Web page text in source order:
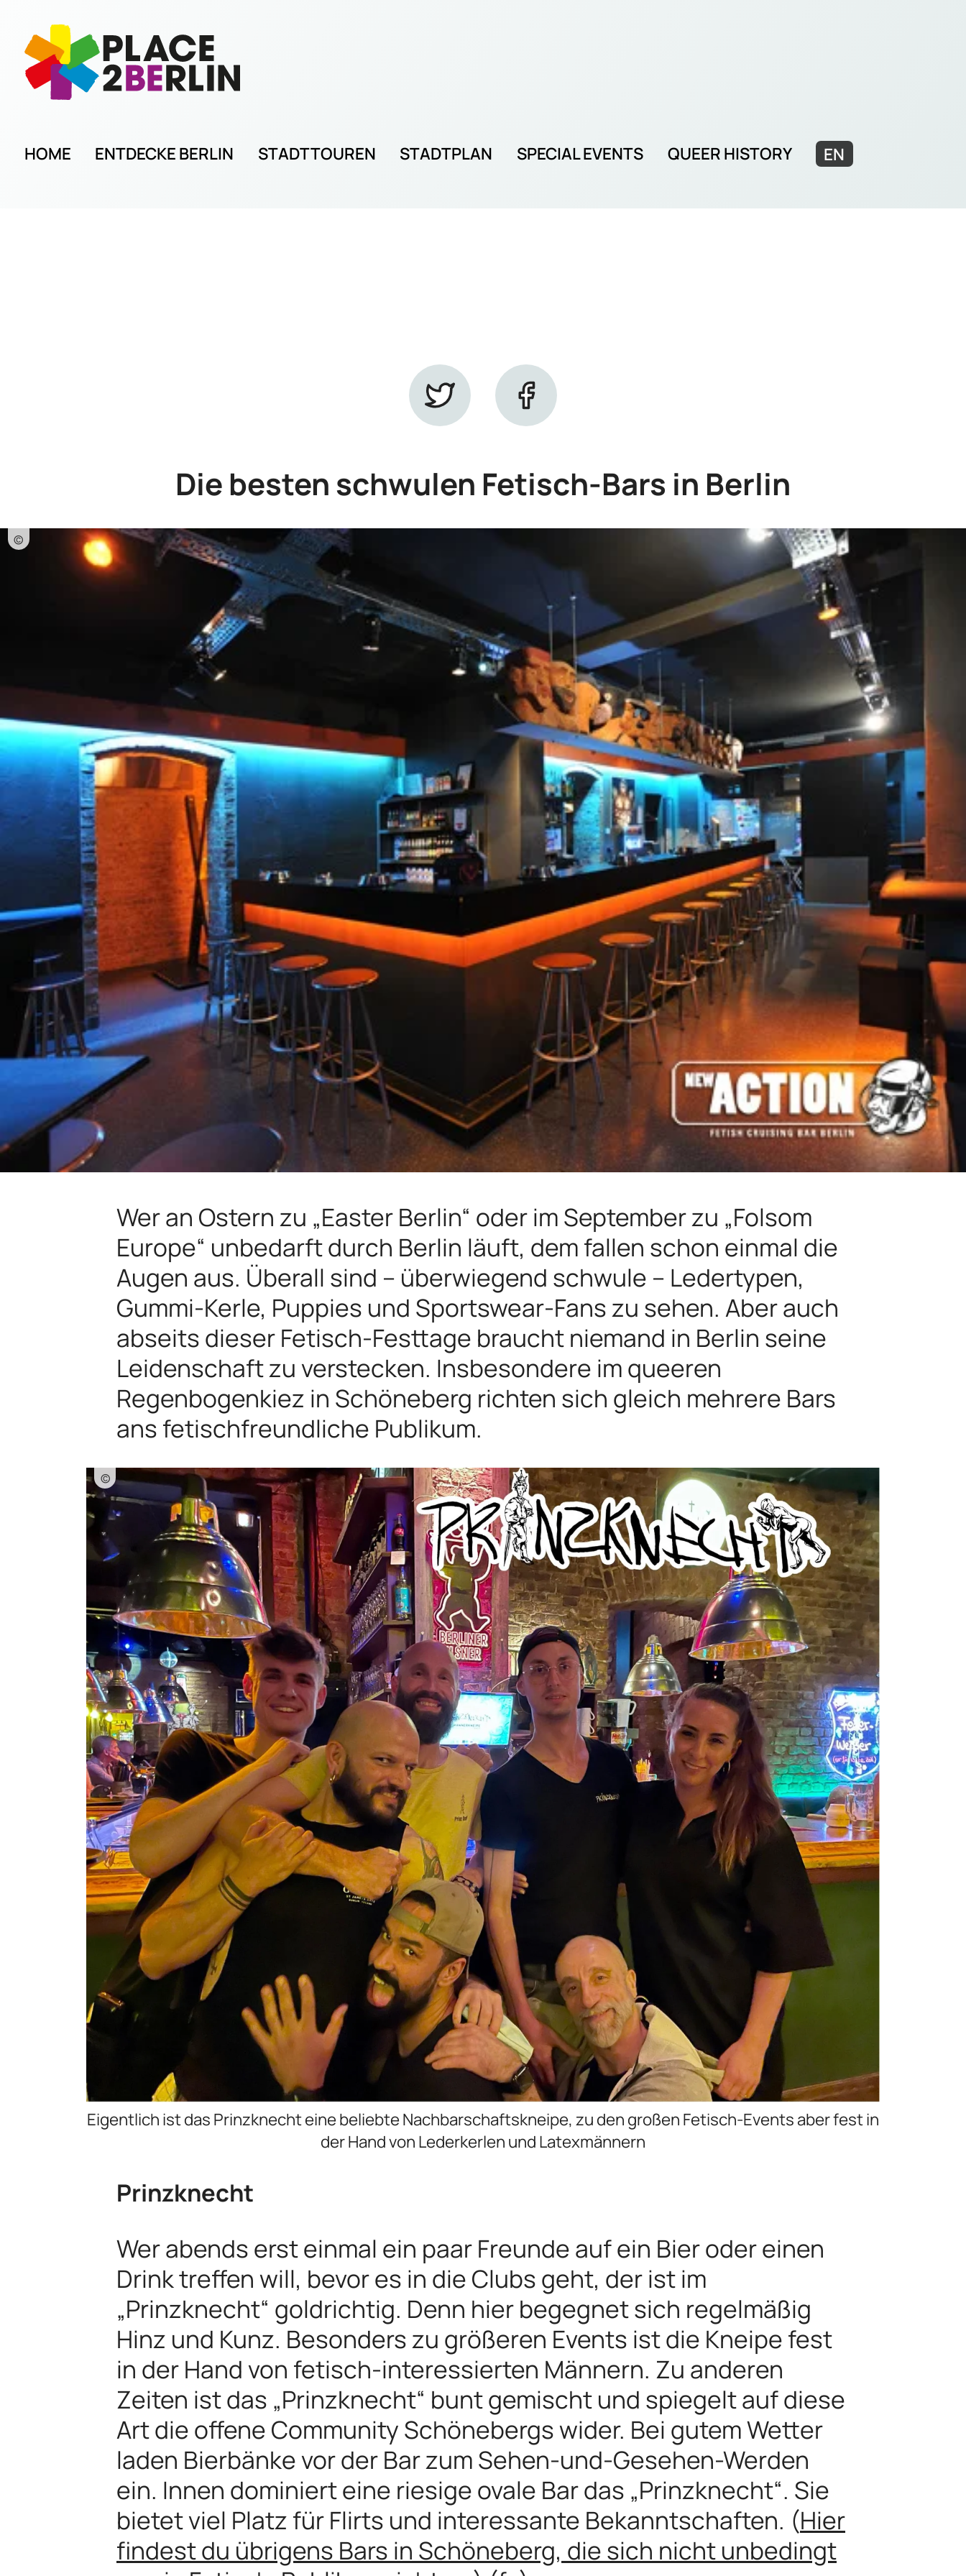
HOME ENTDECKE BERLIN STADTTOUREN STADTPLAN SPECIAL EVENTS QUEER HISTORY EN
Die besten schwulen Fetisch-Bars in Berlin
©
Wer an Ostern zu „Easter Berlin“ oder im September zu „Folsom
Europe“ unbedarft durch Berlin läuft, dem fallen schon einmal die
Augen aus. Überall sind – überwiegend schwule – Ledertypen,
Gummi-Kerle, Puppies und Sportswear-Fans zu sehen. Aber auch
abseits dieser Fetisch-Festtage braucht niemand in Berlin seine
Leidenschaft zu verstecken. Insbesondere im queeren
Regenbogenkiez in Schöneberg richten sich gleich mehrere Bars
ans fetischfreundliche Publikum.
©
Eigentlich ist das Prinzknecht eine beliebte Nachbarschaftskneipe, zu den großen Fetisch-Events aber fest in
der Hand von Lederkerlen und Latexmännern
Prinzknecht
Wer abends erst einmal ein paar Freunde auf ein Bier oder einen
Drink treffen will, bevor es in die Clubs geht, der ist im
„Prinzknecht“ goldrichtig. Denn hier begegnet sich regelmäßig
Hinz und Kunz. Besonders zu größeren Events ist die Kneipe fest
in der Hand von fetisch-interessierten Männern. Zu anderen
Zeiten ist das „Prinzknecht“ bunt gemischt und spiegelt auf diese
Art die offene Community Schönebergs wider. Bei gutem Wetter
laden Bierbänke vor der Bar zum Sehen-und-Gesehen-Werden
ein. Innen dominiert eine riesige ovale Bar das „Prinzknecht“. Sie
bietet viel Platz für Flirts und interessante Bekanntschaften. (Hier
findest du übrigens Bars in Schöneberg, die sich nicht unbedingt